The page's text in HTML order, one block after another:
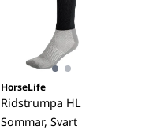
HorseLife
Ridstrumpa HL
Sommar, Svart